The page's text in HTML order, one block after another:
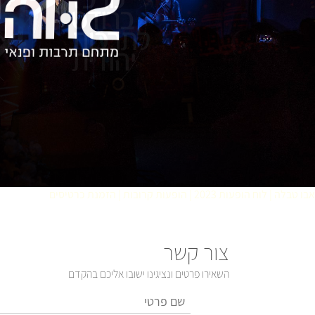
אבו טבלה | לוח הופעות 2023 | הופעות קרובות | הזמנת כרטיסים
צור קשר
השאירו פרטים ונציגינו ישובו אליכם בהקדם